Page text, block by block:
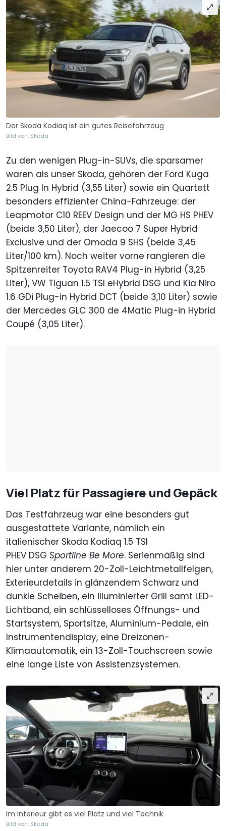
Der Skoda Kodiaq ist ein gutes Reisefahrzeug
Bild von: Skoda
Zu den wenigen Plug-in-SUVs, die sparsamer
waren als unser Skoda, gehören der Ford Kuga
2.5 Plug In Hybrid (3,55 Liter) sowie ein Quartett
besonders effizienter China-Fahrzeuge: der
Leapmotor C10 REEV Design und der MG HS PHEV
(beide 3,50 Liter), der Jaecoo 7 Super Hybrid
Exclusive und der Omoda 9 SHS (beide 3,45
Liter/100 km). Noch weiter vorne rangieren die
Spitzenreiter Toyota RAV4 Plug-in Hybrid (3,25
Liter), VW Tiguan 1.5 TSI eHybrid DSG und Kia Niro
1.6 GDi Plug-in Hybrid DCT (beide 3,10 Liter) sowie
der Mercedes GLC 300 de 4Matic Plug-in Hybrid
Coupé (3,05 Liter).
Viel Platz für Passagiere und Gepäck
Das Testfahrzeug war eine besonders gut
ausgestattete Variante, nämlich ein
italienischer Skoda Kodiaq 1.5 TSI
PHEV DSG Sportline Be More. Serienmäßig sind
hier unter anderem 20-Zoll-Leichtmetallfelgen,
Exterieurdetails in glänzendem Schwarz und
dunkle Scheiben, ein illuminierter Grill samt LED-
Lichtband, ein schlüsselloses Öffnungs- und
Startsystem, Sportsitze, Aluminium-Pedale, ein
Instrumentendisplay, eine Dreizonen-
Klimaautomatik, ein 13-Zoll-Touchscreen sowie
eine lange Liste von Assistenzsystemen.
Im Interieur gibt es viel Platz und viel Technik
Bild von: Skoda